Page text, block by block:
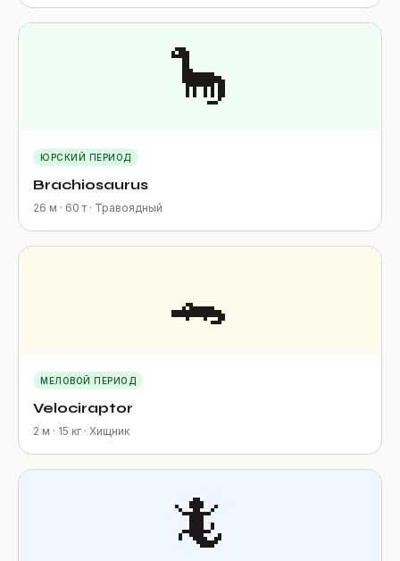
🦕
ЮРСКИЙ ПЕРИОД
Brachiosaurus
26 м · 60 т · Травоядный
🐊
МЕЛОВОЙ ПЕРИОД
Velociraptor
2 м · 15 кг · Хищник
🦎